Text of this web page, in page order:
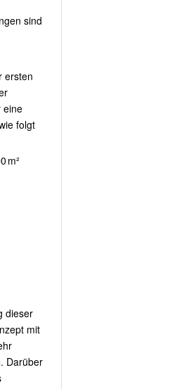
sind
ersten
eine
folgt
m²
dieser
mit
Darüber